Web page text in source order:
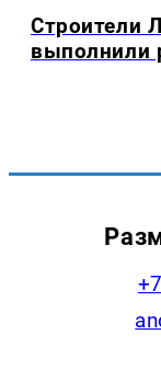
Строители
выполнили